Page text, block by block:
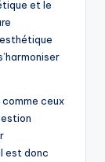
et le
ceux
est donc